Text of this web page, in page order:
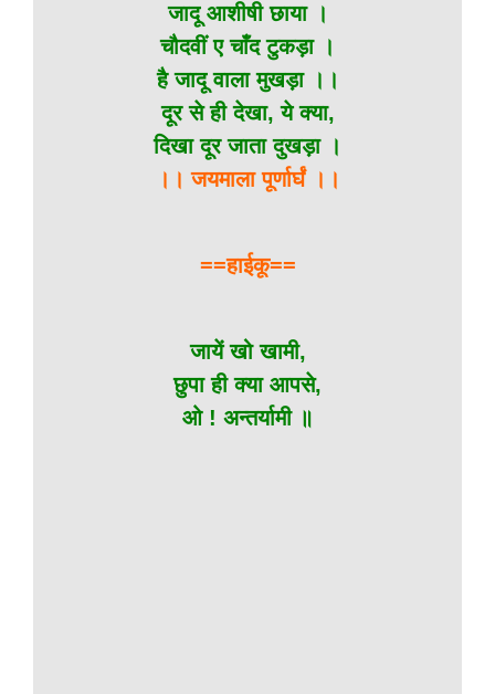
जादू आशीषी छाया ।
चौदवीं ए चाँद टुकड़ा ।
है जादू वाला मुखड़ा ।।
दूर से ही देखा, ये क्या,
दिखा दूर जाता दुखड़ा ।
।। जयमाला पूर्णार्घं ।।
==हाईकू==
जायें खो खामी,
छुपा ही क्या आपसे,
ओ ! अन्तर्यामी ॥